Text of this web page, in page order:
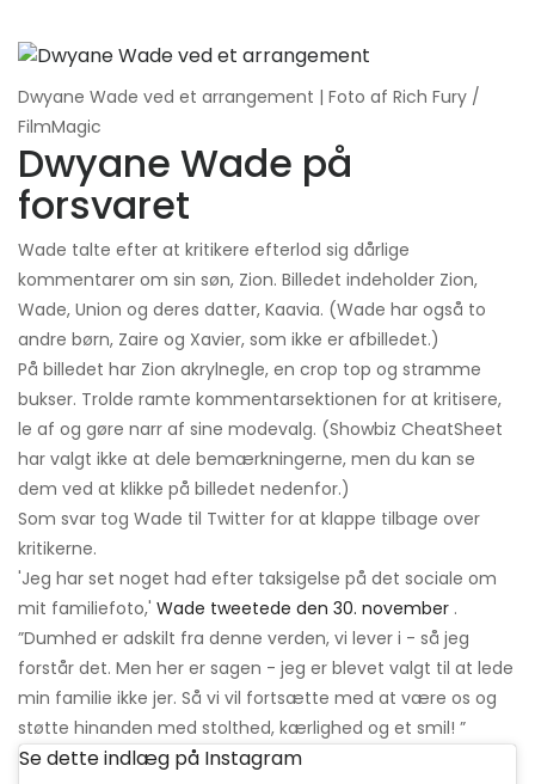
Dwyane Wade ved et arrangement | Foto af Rich Fury /
FilmMagic
Dwyane Wade på
forsvaret
Wade talte efter at kritikere efterlod sig dårlige
kommentarer om sin søn, Zion. Billedet indeholder Zion,
Wade, Union og deres datter, Kaavia. (Wade har også to
andre børn, Zaire og Xavier, som ikke er afbilledet.)
På billedet har Zion akrylnegle, en crop top og stramme
bukser. Trolde ramte kommentarsektionen for at kritisere,
le af og gøre narr af sine modevalg. (Showbiz CheatSheet
har valgt ikke at dele bemærkningerne, men du kan se
dem ved at klikke på billedet nedenfor.)
Som svar tog Wade til Twitter for at klappe tilbage over
kritikerne.
'Jeg har set noget had efter taksigelse på det sociale om
mit familiefoto,' Wade tweetede den 30. november .
”Dumhed er adskilt fra denne verden, vi lever i - så jeg
forstår det. Men her er sagen - jeg er blevet valgt til at lede
min familie ikke jer. Så vi vil fortsætte med at være os og
støtte hinanden med stolthed, kærlighed og et smil! ”
Se dette indlæg på Instagram